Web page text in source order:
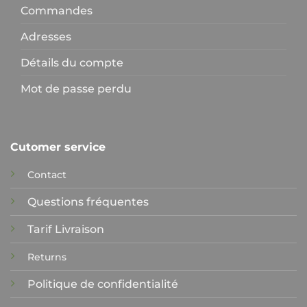
Commandes
Adresses
Détails du compte
Mot de passe perdu
Cutomer service
Contact
Questions fréquentes
Tarif Livraison
Returns
Politique de confidentialité